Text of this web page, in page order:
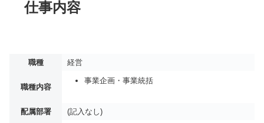
仕事内容
職種 経営
職種内容
事業企画・事業統括
配属部署
(記入なし)